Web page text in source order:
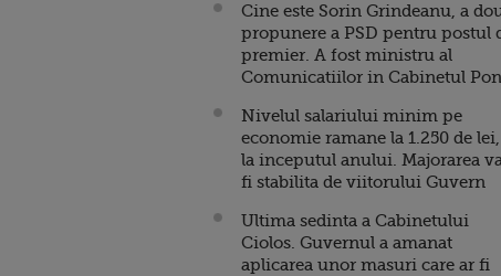
Cine este Sorin Grindeanu, a
propunere a PSD pentru postul
premier. A fost ministru al
Comunicatiilor in Cabinetul
Nivelul salariului minim pe
economie ramane la 1.250 de lei,
la inceputul anului. Majorarea
fi stabilita de viitorului Guvern
Ultima sedinta a Cabinetului
Ciolos. Guvernul a amanat
aplicarea unor masuri care ar fi